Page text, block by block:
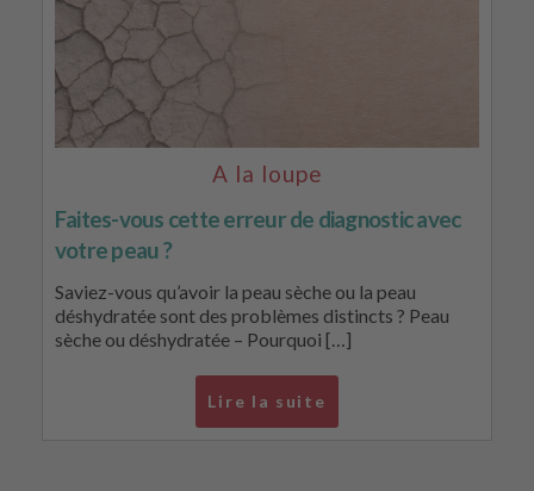
A la loupe
Faites-vous cette erreur de diagnostic avec
votre peau ?
Saviez-vous qu’avoir la peau sèche ou la peau
déshydratée sont des problèmes distincts ? Peau
sèche ou déshydratée – Pourquoi […]
Lire la suite